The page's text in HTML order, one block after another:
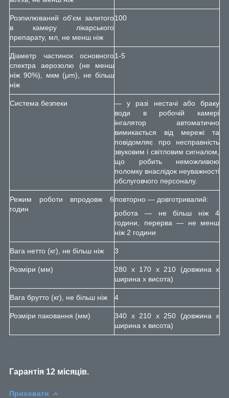
Розпилюваний об'єм залитого
в камеру лікарського
препарату, мл, не менш ніж
100
Діаметр частинок основного
спектра аерозолю (не менш
ніж 90%), мкм (μm), не більш
ніж
1-5
Система безпеки
— у разі нестачі або браку
води в робочій камері
інгалятор автоматично
вимикається від мережі та
повідомляє про несправність
звуковим і світловим сигналом,
що робить неможливою
поломку внаслідок неуважності
обслуговчого персоналу.
Режим роботи впродовж 6
годин
повторно — довготривалий:
робота — не більш ніж 4
години, перерва — не менш
ніж 2 години
Вага нетто (кг), не більш ніж 3
Розміри (мм)
280 х 170 х 210 (довжина х
ширина х висота)
Вага брутто (кг), не більш ніж 4
Розміри паковання (мм)
340 х 210 х 250 (довжина х
ширина х висота)
Гарантія 12 місяців.
Приховати